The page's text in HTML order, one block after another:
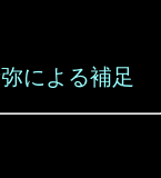
による補足